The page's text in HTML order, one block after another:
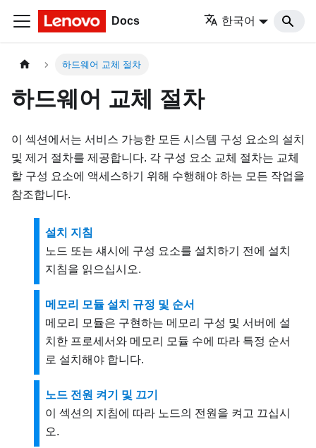
Docs 한국어
하드웨어 교체 절차
하드웨어 교체 절차
이 섹션에서는 서비스 가능한 모든 시스템 구성 요소의 설치
및 제거 절차를 제공합니다. 각 구성 요소 교체 절차는 교체
할 구성 요소에 액세스하기 위해 수행해야 하는 모든 작업을
참조합니다.
설치 지침
노드 또는 섀시에 구성 요소를 설치하기 전에 설치
지침을 읽으십시오.
메모리 모듈 설치 규정 및 순서
메모리 모듈은 구현하는 메모리 구성 및 서버에 설
치한 프로세서와 메모리 모듈 수에 따라 특정 순서
로 설치해야 합니다.
노드 전원 켜기 및 끄기
이 섹션의 지침에 따라 노드의 전원을 켜고 끄십시
오.